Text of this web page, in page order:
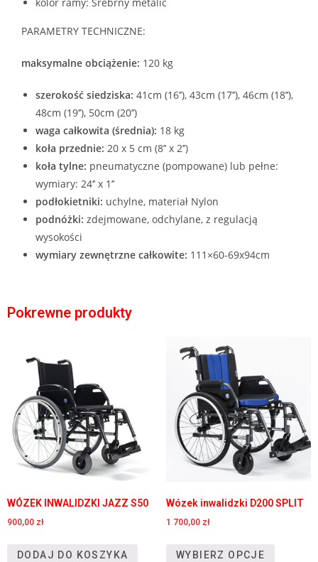
PARAMETRY TECHNICZNE:
maksymalne obciążenie: 120 kg
szerokość siedziska: 41cm (16’’), 43cm (17’’), 46cm (18’’),
48cm (19’’), 50cm (20’’)
waga całkowita (średnia): 18 kg
koła przednie: 20 x 5 cm (8’’ x 2’’)
koła tylne: pneumatyczne (pompowane) lub pełne:
wymiary: 24‘’ x 1’’
podłokietniki: uchylne, materiał Nylon
podnóżki: zdejmowane, odchylane, z regulacją
wysokości
wymiary zewnętrzne całkowite: 111×60-69x94cm
Pokrewne produkty
WÓZEK INWALIDZKI JAZZ S50
900,00 zł
DODAJ DO KOSZYKA
Wózek inwalidzki D200 SPLIT
1 700,00 zł
WYBIERZ OPCJE